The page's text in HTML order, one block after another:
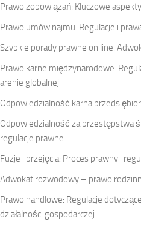
Prawo zobowiązań: Kluczowe
Prawo umów najmu: Regulacje i
Szybkie porady prawne on line.
Prawo karne międzynarodowe:
arenie globalnej
Odpowiedzialność karna
Odpowiedzialność za przestępstwa
regulacje prawne
Fuzje i przejęcia: Proces prawny i
Adwokat rozwodowy – prawo
Prawo handlowe: Regulacje
działalności gospodarczej